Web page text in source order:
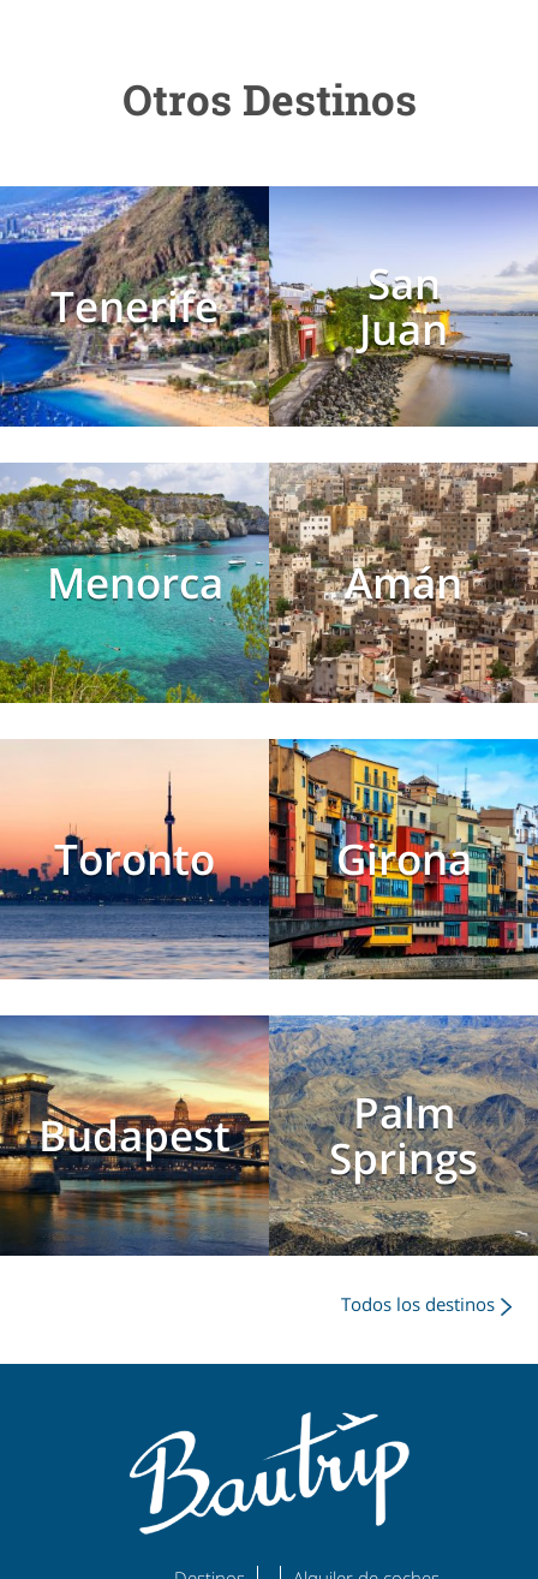
Otros Destinos
Tenerife
San
Juan
Menorca Amán
Toronto Girona
Budapest
Palm
Springs
Todos los destinos